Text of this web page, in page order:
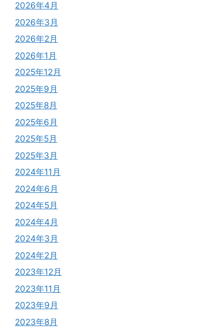
2026年4月
2026年3月
2026年2月
2026年1月
2025年12月
2025年9月
2025年8月
2025年6月
2025年5月
2025年3月
2024年11月
2024年6月
2024年5月
2024年4月
2024年3月
2024年2月
2023年12月
2023年11月
2023年9月
2023年8月